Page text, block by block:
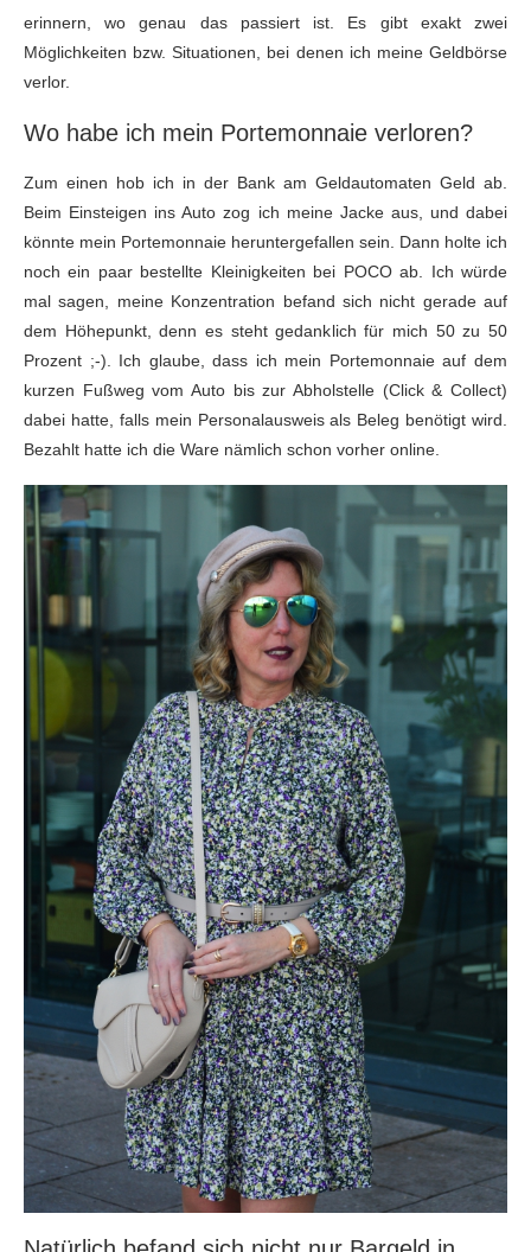
erinnern, wo genau das passiert ist. Es gibt exakt zwei
Möglichkeiten bzw. Situationen, bei denen ich meine Geldbörse
verlor.
Wo habe ich mein Portemonnaie verloren?
Zum einen hob ich in der Bank am Geldautomaten Geld ab.
Beim Einsteigen ins Auto zog ich meine Jacke aus, und dabei
könnte mein Portemonnaie heruntergefallen sein. Dann holte ich
noch ein paar bestellte Kleinigkeiten bei POCO ab. Ich würde
mal sagen, meine Konzentration befand sich nicht gerade auf
dem Höhepunkt, denn es steht gedanklich für mich 50 zu 50
Prozent ;-). Ich glaube, dass ich mein Portemonnaie auf dem
kurzen Fußweg vom Auto bis zur Abholstelle (Click & Collect)
dabei hatte, falls mein Personalausweis als Beleg benötigt wird.
Bezahlt hatte ich die Ware nämlich schon vorher online.